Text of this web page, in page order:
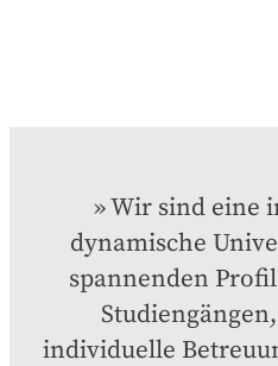
Wir sind eine
dynamische
spannenden
individuelle